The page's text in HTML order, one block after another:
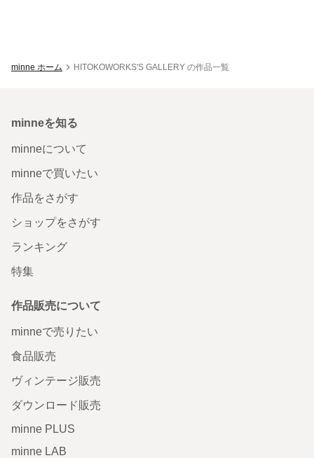
minne ホーム HITOKOWORKS'S GALLERY の作品一覧
minneを知る
minneについて
minneで買いたい
作品をさがす
ショップをさがす
ランキング
特集
作品販売について
minneで売りたい
食品販売
ヴィンテージ販売
ダウンロード販売
minne PLUS
minne LAB